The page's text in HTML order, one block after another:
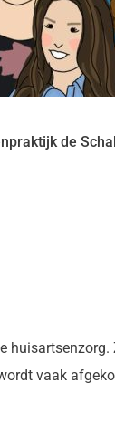
de
vaak